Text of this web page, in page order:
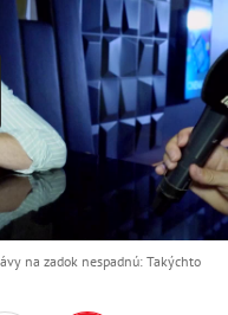
na zadok nespadnú: Takýchto